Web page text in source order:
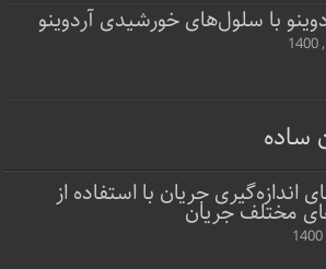
با سلول‌های خورشیدی آردوینو
ساده
اندازه‌گیری جریان با استفاده از
مختلف جریان